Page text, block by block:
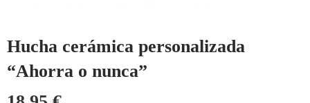
Hucha cerámica personalizada
“Ahorra o nunca”